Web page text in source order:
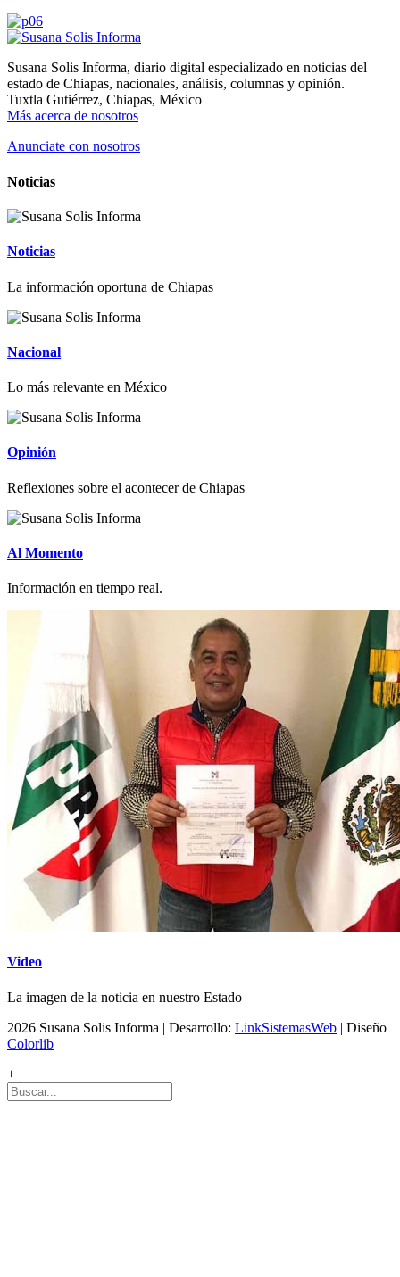
Susana Solis Informa, diario digital especializado en noticias del
estado de Chiapas, nacionales, análisis, columnas y opinión.
Tuxtla Gutiérrez, Chiapas, México
Más acerca de nosotros
Anunciate con nosotros
Noticias
Noticias
La información oportuna de Chiapas
Nacional
Lo más relevante en México
Opinión
Reflexiones sobre el acontecer de Chiapas
Al Momento
Información en tiempo real.
Video
La imagen de la noticia en nuestro Estado
2026 Susana Solis Informa | Desarrollo: LinkSistemasWeb | Diseño
Colorlib
+